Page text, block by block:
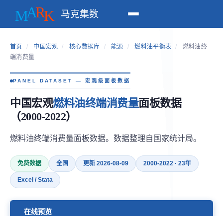
马克集数
首页 / 中国宏观 / 核心数据库 / 能源 / 燃料油平衡表 /
燃料油终
端消费量
PANEL DATASET — 宏观级面板数据
中国宏观燃料油终端消费量面板数据
（2000-2022）
燃料油终端消费量面板数据。数据整理自国家统计局。
免费数据 全国 更新 2026-08-09 2000-2022 · 23年
Excel / Stata
在线预览